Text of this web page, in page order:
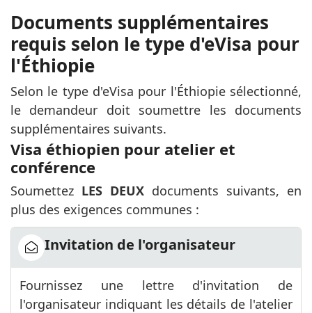
Documents supplémentaires
requis selon le type d'eVisa pour
l'Éthiopie
Selon le type d'eVisa pour l'Éthiopie sélectionné,
le demandeur doit soumettre les documents
supplémentaires suivants.
Visa éthiopien pour atelier et
conférence
Soumettez LES DEUX documents suivants, en
plus des exigences communes :
Invitation de l'organisateur
Fournissez une lettre d'invitation de
l'organisateur indiquant les détails de l'atelier